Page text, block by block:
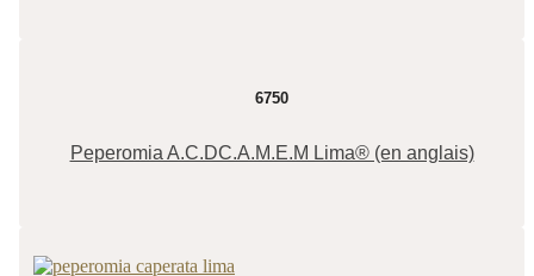
6750
Peperomia A.C.DC.A.M.E.M Lima® (en anglais)